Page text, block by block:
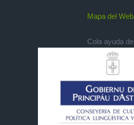
Mapa del Web
Cola ayuda de